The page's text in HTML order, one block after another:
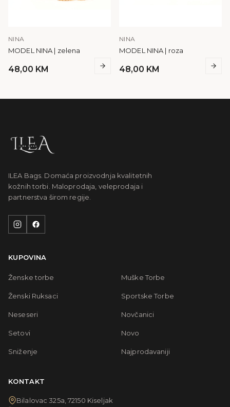
NINA
MODEL NINA | zelena
48,00 KM
NINA
MODEL NINA | roza
48,00 KM
ILEA Bags. Domaća proizvodnja kvalitetnih
kožnih torbi. Maloprodaja, veleprodaja i
partnerstva širom regije.
KUPOVINA
Ženske torbe Muške Torbe
Ženski Ruksaci Sportske Torbe
Neseseri Novčanici
Setovi Novo
Sniženje Najprodavaniji
KONTAKT
Bilalovac 325a, 72150 Kiseljak